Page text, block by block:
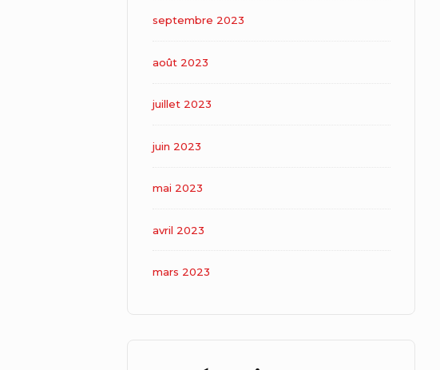
septembre 2023
août 2023
juillet 2023
juin 2023
mai 2023
avril 2023
mars 2023